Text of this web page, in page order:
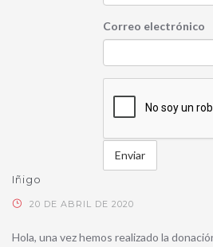
Correo electrónico
Iñigo
20 DE ABRIL DE 2020
Hola, una vez hemos realizado la